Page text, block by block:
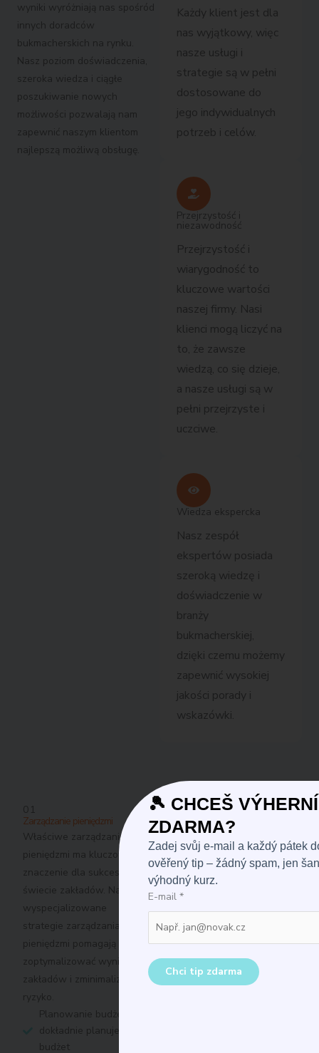
wyniki wyróżniają nas spośród
innych doradców
bukmacherskich na rynku.
Nasz poziom doświadczenia,
szeroka wiedza i ciągłe
poszukiwanie nowych
możliwości pozwalają nam
zapewnić naszym klientom
najlepszą możliwą obsługę.
Każdy klient jest dla
nas wyjątkowy, więc
nasze usługi i
strategie są w pełni
dostosowane do
jego indywidualnych
potrzeb i celów.
Przejrzystość i
niezawodność
Przejrzystość i
wiarygodność to
kluczowe wartości
naszej firmy. Nasi
klienci mogą liczyć na
to, że zawsze
wiedzą, co się dzieje,
a nasze usługi są w
pełni przejrzyste i
uczciwe.
Wiedza ekspercka
Nasz zespół
ekspertów posiada
szeroką wiedzę i
doświadczenie w
branży
bukmacherskiej,
dzięki czemu możemy
zapewnić wysokiej
jakości porady i
wskazówki.
01
Zarządzanie pieniędzmi
Właściwe zarządzanie
pieniędzmi ma kluczowe
znaczenie dla sukcesu w
świecie zakładów. Nasze
wyspecjalizowane
strategie zarządzania
pieniędzmi pomagają
zoptymalizować wyniki
zakładów i zminimalizować
ryzyko.
Planowanie budżetu -
dokładnie planujemy
budżet
🎾 CHCEŠ
ZDARMA?
Zadej svůj e-mail a každý pátek
ověřený tip – žádný spam, jen
výhodný kurz.
E-mail *
Chci tip zdarma